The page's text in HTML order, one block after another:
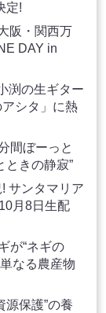
定!
阪・関西万
DAY in
渕の生ギター
シタ」に熱
間ぼーっと
ときの静寂”
サンタマリア
月8日生配
が“ネギの
なる農産物
源保護”の養